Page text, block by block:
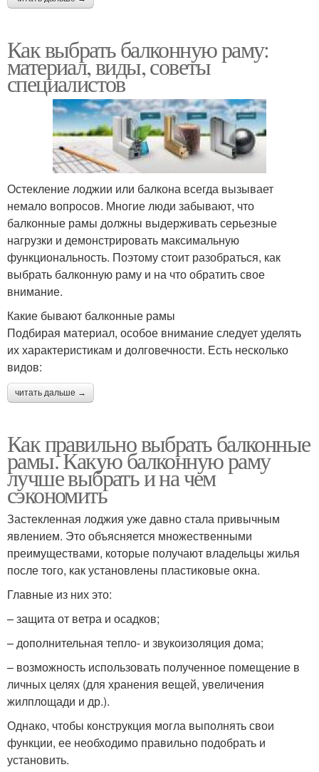
Как выбрать балконную раму:
материал, виды, советы
специалистов
Остекление лоджии или балкона всегда вызывает
немало вопросов. Многие люди забывают, что
балконные рамы должны выдерживать серьезные
нагрузки и демонстрировать максимальную
функциональность. Поэтому стоит разобраться, как
выбрать балконную раму и на что обратить свое
внимание.
Какие бывают балконные рамы
Подбирая материал, особое внимание следует уделять
их характеристикам и долговечности. Есть несколько
видов:
читать дальше →
Как правильно выбрать балконные
рамы. Какую балконную раму
лучше выбрать и на чем
сэкономить
Застекленная лоджия уже давно стала привычным
явлением. Это объясняется множественными
преимуществами, которые получают владельцы жилья
после того, как установлены пластиковые окна.
Главные из них это:
– защита от ветра и осадков;
– дополнительная тепло- и звукоизоляция дома;
– возможность использовать полученное помещение в
личных целях (для хранения вещей, увеличения
жилплощади и др.).
Однако, чтобы конструкция могла выполнять свои
функции, ее необходимо правильно подобрать и
установить.